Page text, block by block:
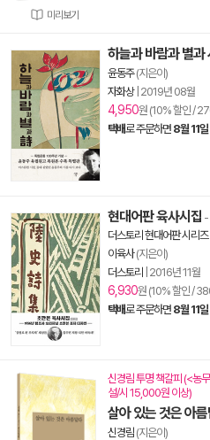
미리보기
하늘과 바람과 별
윤동주(지은이)
자화상| 2019년 08월
4,950원 (10% 할인 /
택배로 주문하면 8월 11
현대어판 육사시집 -
더스토리 현대어판 시리즈
이육사(지은이)
더스토리
2016년 11월
6,930원 (10% 할인 /
택배로 주문하면 8월 11
신경림 투명 책갈피 (<농
설/시 15,000원 이상)
살아 있는 것은 아
신경림 (지은이)